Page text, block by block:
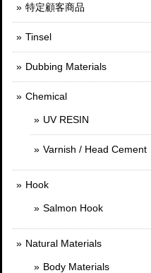
特定顧客商品
Tinsel
Dubbing Materials
Chemical
UV RESIN
Varnish / Head Cement
Hook
Salmon Hook
Natural Materials
Body Materials